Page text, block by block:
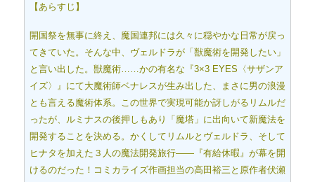
【あらすじ】
開国祭を無事に終え、魔国連邦には久々に穏やかな日常が戻っ
てきていた。そんな中、ヴェルドラが「獣魔術を開発したい」
と言い出した。獣魔術……かの有名な『3×3 EYES〈サザンア
イズ〉』にて大魔術師ベナレスが生み出した、まさに男の浪漫
とも言える魔術体系。この世界で実現可能か訝しがるリムルだ
ったが、ルミナスの後押しもあり「魔塔」に出向いて新魔法を
開発することを決める。かくしてリムルとヴェルドラ、そして
ヒナタを加えた３人の魔法開発旅行――『有給休暇』が幕を開
けるのだった！コミカライズ作画担当の高田裕三と原作者伏瀬